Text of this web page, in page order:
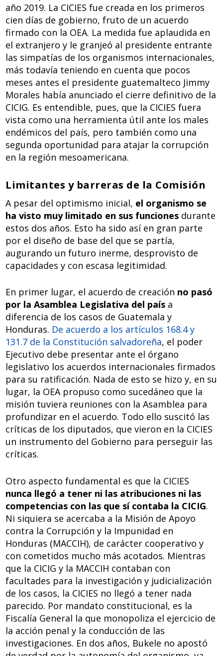
año 2019. La CICIES fue creada en los primeros
cien días de gobierno, fruto de un acuerdo
firmado con la OEA. La medida fue aplaudida en
el extranjero y le granjeó al presidente entrante
las simpatías de los organismos internacionales,
más todavía teniendo en cuenta que pocos
meses antes el presidente guatemalteco Jimmy
Morales había anunciado el cierre definitivo de la
CICIG. Es entendible, pues, que la CICIES fuera
vista como una herramienta útil ante los males
endémicos del país, pero también como una
segunda oportunidad para atajar la corrupción
en la región mesoamericana.
Limitantes y barreras de la Comisión
A pesar del optimismo inicial, el organismo se
ha visto muy limitado en sus funciones durante
estos dos años. Esto ha sido así en gran parte
por el diseño de base del que se partía,
augurando un futuro inerme, desprovisto de
capacidades y con escasa legitimidad.
En primer lugar, el acuerdo de creación no pasó
por la Asamblea Legislativa del país a
diferencia de los casos de Guatemala y
Honduras. De acuerdo a los artículos 168.4 y
131.7 de la Constitución salvadoreña, el poder
Ejecutivo debe presentar ante el órgano
legislativo los acuerdos internacionales firmados
para su ratificación. Nada de esto se hizo y, en su
lugar, la OEA propuso como sucedáneo que la
misión tuviera reuniones con la Asamblea para
profundizar en el acuerdo. Todo ello suscitó las
críticas de los diputados, que vieron en la CICIES
un instrumento del Gobierno para perseguir las
críticas.
Otro aspecto fundamental es que la CICIES
nunca llegó a tener ni las atribuciones ni las
competencias con las que sí contaba la CICIG.
Ni siquiera se acercaba a la Misión de Apoyo
contra la Corrupción y la Impunidad en
Honduras (MACCIH), de carácter cooperativo y
con cometidos mucho más acotados. Mientras
que la CICIG y la MACCIH contaban con
facultades para la investigación y judicialización
de los casos, la CICIES no llegó a tener nada
parecido. Por mandato constitucional, es la
Fiscalía General la que monopoliza el ejercicio de
la acción penal y la conducción de las
investigaciones. En dos años, Bukele no apostó